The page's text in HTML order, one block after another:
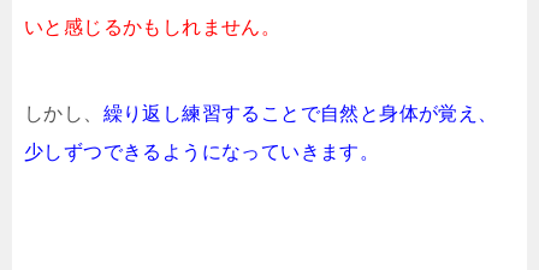
いと感じるかもしれません。
しかし、 繰り返し練習することで自然と身体が覚え、
少しずつできるようになっていきます。